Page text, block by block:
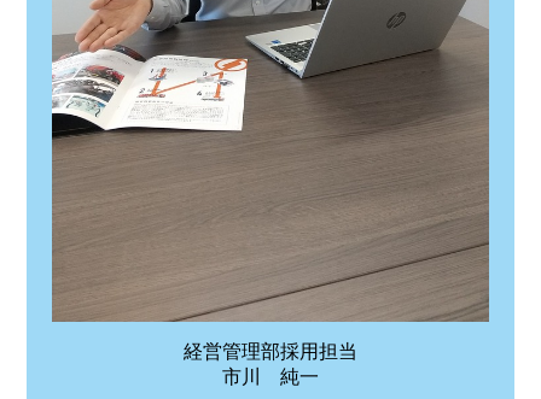
経営管理部採用担当
市川 純一